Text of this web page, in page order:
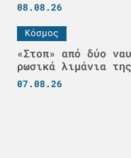
08.08.26
Κόσμος
«Στοπ» από δύο
ρωσικά λιμάνια
07.08.26